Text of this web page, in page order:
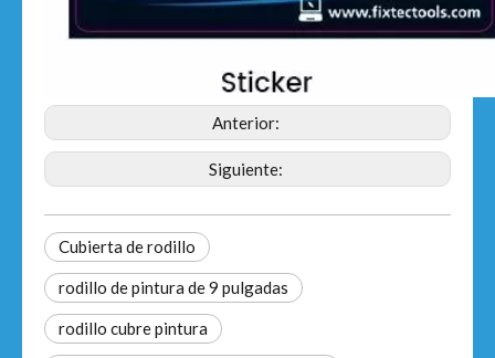
Anterior:
Siguiente:
Cubierta de rodillo
rodillo de pintura de 9 pulgadas
rodillo cubre pintura